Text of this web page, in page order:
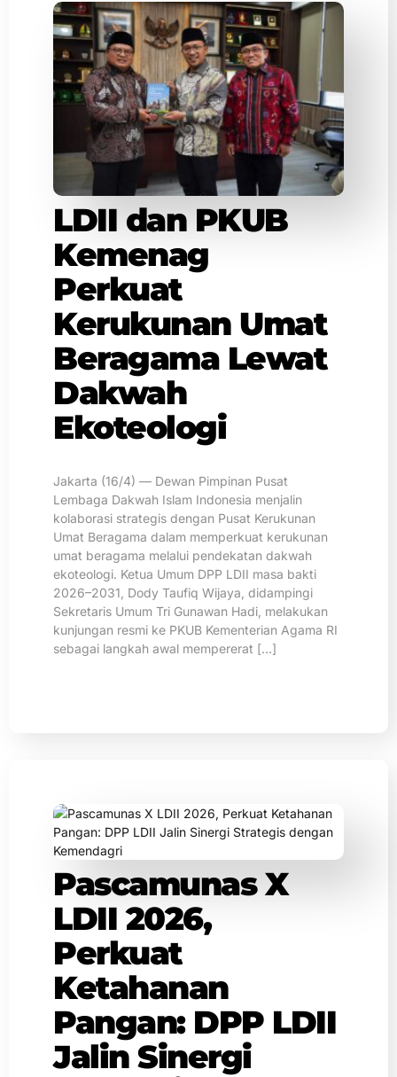
LDII dan PKUB
Kemenag
Perkuat
Kerukunan Umat
Beragama Lewat
Dakwah
Ekoteologi
Jakarta (16/4) — Dewan Pimpinan Pusat
Lembaga Dakwah Islam Indonesia menjalin
kolaborasi strategis dengan Pusat Kerukunan
Umat Beragama dalam memperkuat kerukunan
umat beragama melalui pendekatan dakwah
ekoteologi. Ketua Umum DPP LDII masa bakti
2026–2031, Dody Taufiq Wijaya, didampingi
Sekretaris Umum Tri Gunawan Hadi, melakukan
kunjungan resmi ke PKUB Kementerian Agama RI
sebagai langkah awal mempererat […]
Pascamunas X
LDII 2026,
Perkuat
Ketahanan
Pangan: DPP LDII
Jalin Sinergi